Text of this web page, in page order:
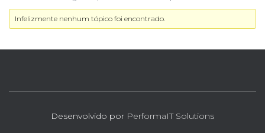
Infelizmente nenhum tópico foi encontrado.
Desenvolvido por PerformaIT Solutions